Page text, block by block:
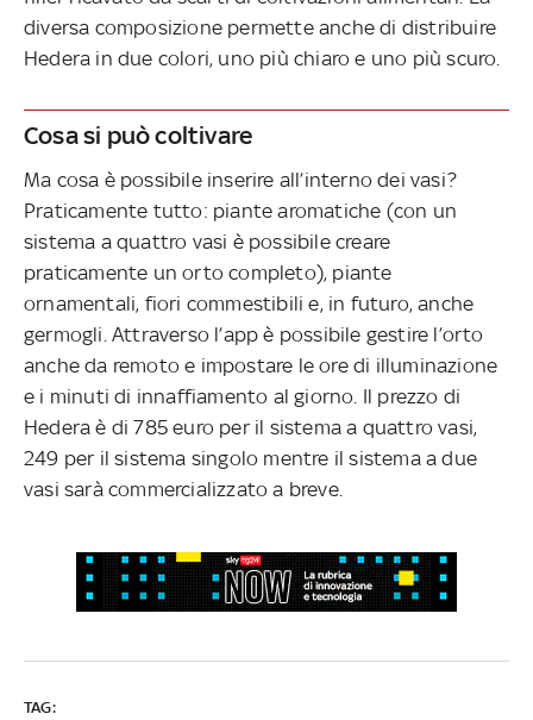
diversa composizione permette anche di distribuire
Hedera in due colori, uno più chiaro e uno più scuro.
Cosa si può coltivare
Ma cosa è possibile inserire all’interno dei vasi?
Praticamente tutto: piante aromatiche (con un
sistema a quattro vasi è possibile creare
praticamente un orto completo), piante
ornamentali, fiori commestibili e, in futuro, anche
germogli. Attraverso l’app è possibile gestire l’orto
anche da remoto e impostare le ore di illuminazione
e i minuti di innaffiamento al giorno. Il prezzo di
Hedera è di 785 euro per il sistema a quattro vasi,
249 per il sistema singolo mentre il sistema a due
vasi sarà commercializzato a breve.
TAG: